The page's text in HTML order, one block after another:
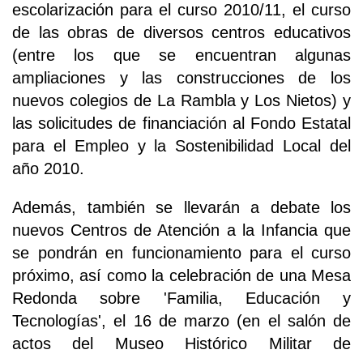
escolarización para el curso 2010/11, el curso
de las obras de diversos centros educativos
(entre los que se encuentran algunas
ampliaciones y las construcciones de los
nuevos colegios de La Rambla y Los Nietos) y
las solicitudes de financiación al Fondo Estatal
para el Empleo y la Sostenibilidad Local del
año 2010.
Además, también se llevarán a debate los
nuevos Centros de Atención a la Infancia que
se pondrán en funcionamiento para el curso
próximo, así como la celebración de una Mesa
Redonda sobre 'Familia, Educación y
Tecnologías', el 16 de marzo (en el salón de
actos del Museo Histórico Militar de